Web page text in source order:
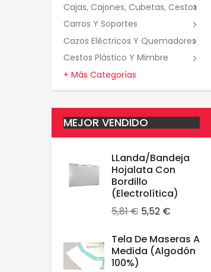
Cajas, Cajones, Cubetas, Cestos
Carros Y Soportes
Cazos Eléctricos Y Quemadores
Cestos Plástico Y Mimbre
+ Más Categorías
MEJOR VENDIDO
LLanda/Bandeja
Hojalata Con
Bordillo
(electrolítica)
Precio
5,81 € Precio
5,52 €
Tela De Maseras A
Medida (algodón
100%)